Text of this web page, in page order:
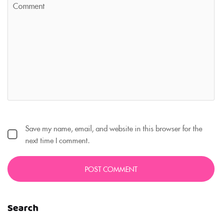
Search
Save my name, email, and website in this browser for the
next time I comment.